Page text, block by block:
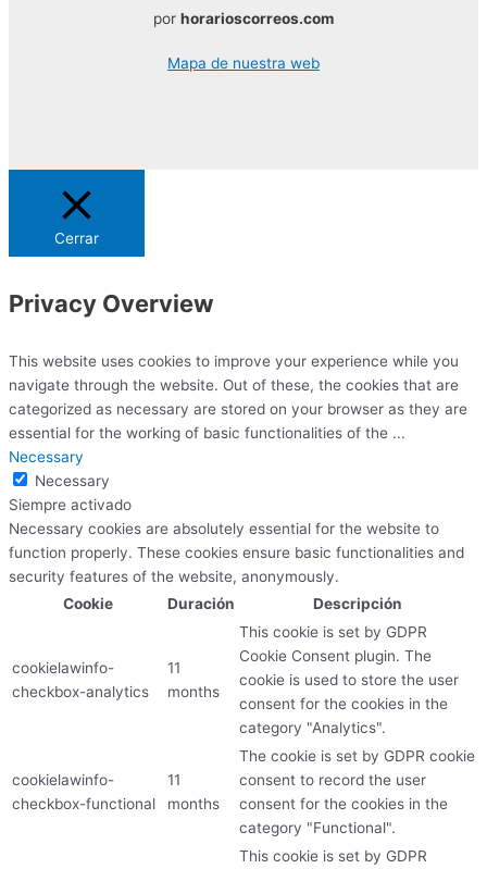
por horarioscorreos.com
Mapa de nuestra web
Cerrar
Privacy Overview
This website uses cookies to improve your experience while you
navigate through the website. Out of these, the cookies that are
categorized as necessary are stored on your browser as they are
essential for the working of basic functionalities of the ...
Necessary
Necessary
Siempre activado
Necessary cookies are absolutely essential for the website to
function properly. These cookies ensure basic functionalities and
security features of the website, anonymously.
Cookie
Duración Descripción
cookielawinfo-
checkbox-analytics
11
months
This cookie is set by GDPR
Cookie Consent plugin. The
cookie is used to store the user
consent for the cookies in the
category "Analytics".
cookielawinfo-
checkbox-functional
11
months
The cookie is set by GDPR cookie
consent to record the user
consent for the cookies in the
category "Functional".
This cookie is set by GDPR